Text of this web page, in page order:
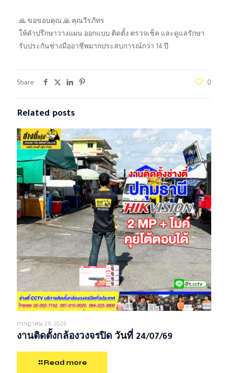
🙏 ขอขอบคุณ 🙏 คุณวีรภัทร
ให้คำปรึกษาวางแผน ออกแบบ ติดตั้ง ตรวจเช็ค และดูแลรักษา
รับประกันช่างมืออาชีพมากประสบการณ์กว่า 14 ปี
Share 0
Related posts
กรกฎาคม 29, 2026
งานติดตั้งกล้องวงจรปิด วันที่ 24/07/69
Read more